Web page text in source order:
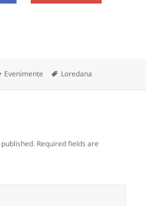
Categories
Evenimente Tags
Loredana
Required fields are